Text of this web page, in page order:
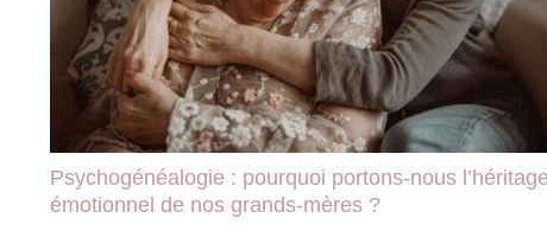
Psychogénéalogie : pourquoi portons-nous l’héritage
émotionnel de nos grands-mères ?